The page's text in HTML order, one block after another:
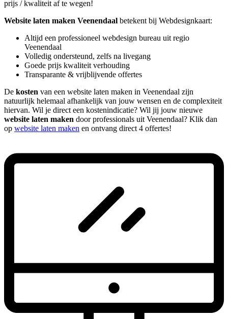
prijs / kwaliteit af te wegen!
Website laten maken Veenendaal betekent bij Webdesignkaart:
Altijd een professioneel webdesign bureau uit regio
Veenendaal
Volledig ondersteund, zelfs na livegang
Goede prijs kwaliteit verhouding
Transparante & vrijblijvende offertes
De kosten van een website laten maken in Veenendaal zijn
natuurlijk helemaal afhankelijk van jouw wensen en de complexiteit
hiervan. Wil je direct een kostenindicatie? Wil jij jouw nieuwe
website laten maken door professionals uit Veenendaal? Klik dan
op website laten maken en ontvang direct 4 offertes!